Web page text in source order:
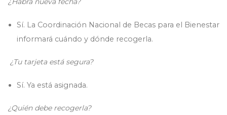
Sí. La Coordinación Nacional de Becas para el Bienestar
informará cuándo y dónde recogerla.
¿Tu tarjeta está segura?
Sí. Ya está asignada.
¿Quién debe recogerla?